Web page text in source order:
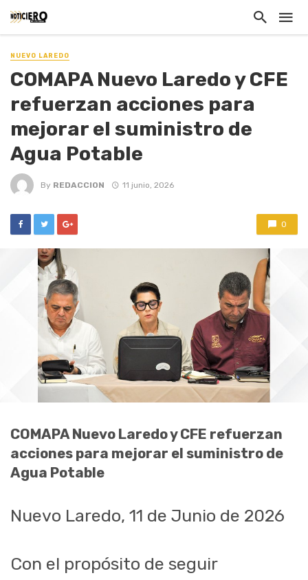
NUEVO LAREDO
COMAPA Nuevo Laredo y CFE
refuerzan acciones para
mejorar el suministro de
Agua Potable
By REDACCION 11 junio, 2026
0
COMAPA Nuevo Laredo y CFE refuerzan
acciones para mejorar el suministro de
Agua Potable
Nuevo Laredo, 11 de Junio de 2026
Con el propósito de seguir